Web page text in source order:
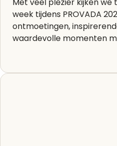
week tijdens PROVADA
ontmoetingen,
waardevolle momenten